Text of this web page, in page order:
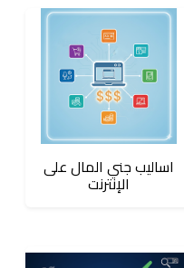
اساليب جني المال على
الإنترنت